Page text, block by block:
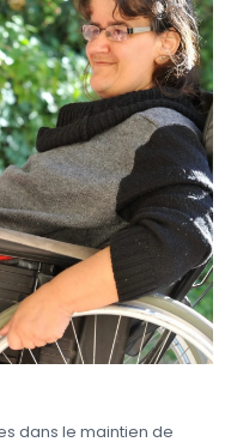
dans le maintien de